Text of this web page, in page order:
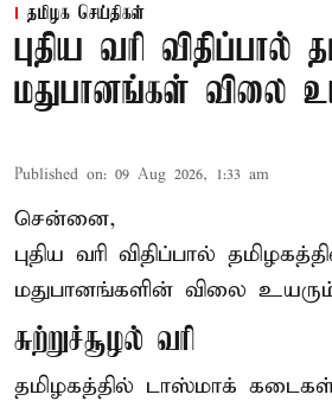
தமிழக செய்திகள்
புதிய வரி விதிப்பால்
மதுபானங்கள் விலை
Published on: 09 Aug 2026, 1:33 am
சென்னை,
புதிய வரி விதிப்பால்
மதுபானங்களின் விலை
சுற்றுச்சூழல் வரி
தமிழகத்தில் டாஸ்மாக்